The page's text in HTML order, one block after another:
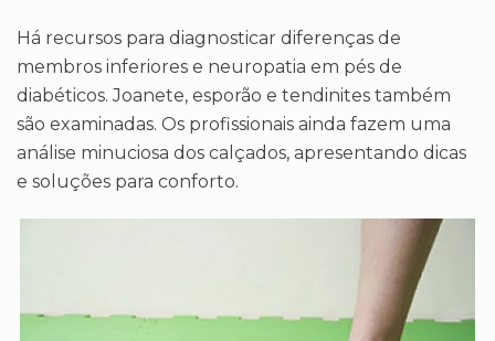
Há recursos para diagnosticar diferenças de
membros inferiores e neuropatia em pés de
diabéticos. Joanete, esporão e tendinites também
são examinadas. Os profissionais ainda fazem uma
análise minuciosa dos calçados, apresentando dicas
e soluções para conforto.